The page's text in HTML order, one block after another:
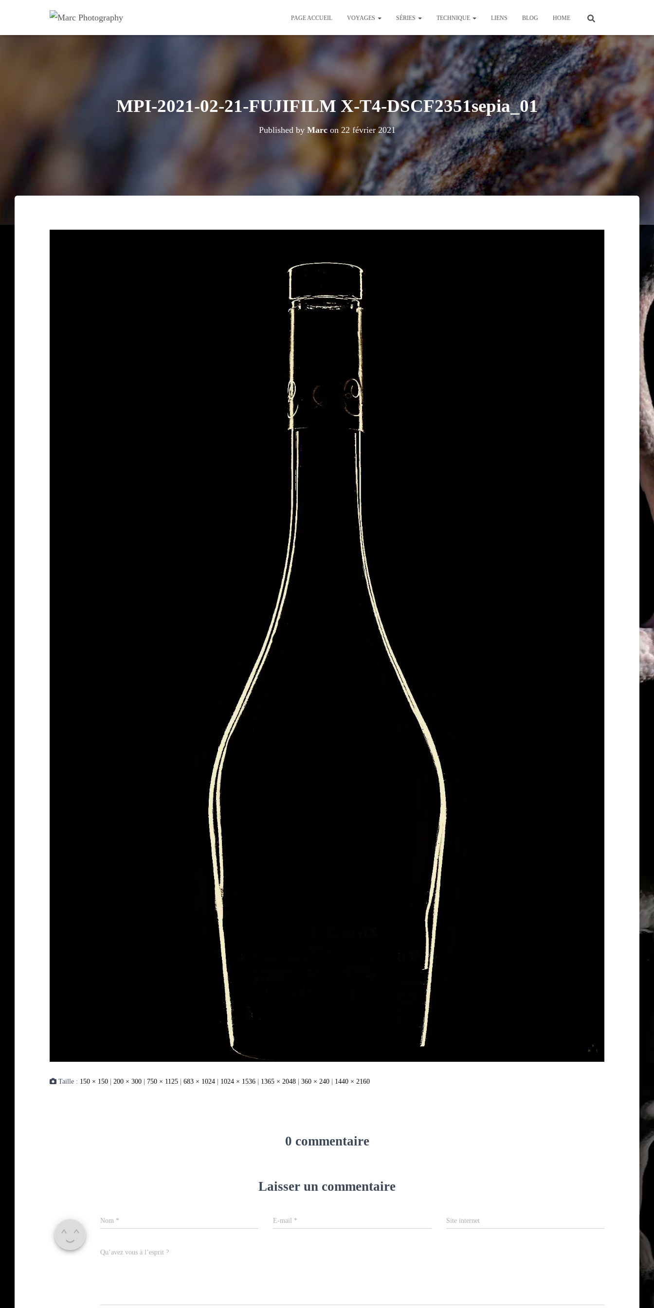
PAGE ACCUEIL VOYAGES SÉRIES TECHNIQUE LIENS BLOG HOME
MPI-2021-02-21-FUJIFILM X-T4-DSCF2351sepia_01
Published by Marcon 22 février 2021
Taille : 150 × 150 200 × 300 750 × 1125 683 × 1024 1024 × 1536 1365 × 2048 360 × 240 1440 × 2160
0 commentaire
Laisser un commentaire
Nom * E-mail * Site internet
Qu’avez vous à l’esprit ?